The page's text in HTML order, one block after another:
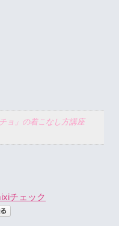
ョ」の着こなし方講座
チェック